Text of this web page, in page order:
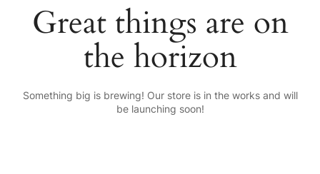
Great things are on
the horizon
Something big is brewing! Our store is in the works and will
be launching soon!